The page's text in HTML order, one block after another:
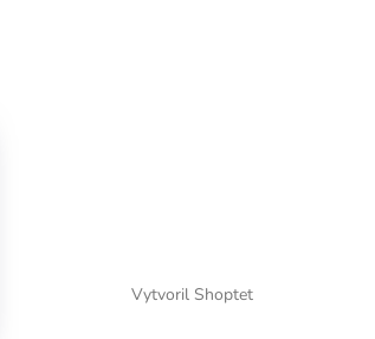
Vytvoril Shoptet